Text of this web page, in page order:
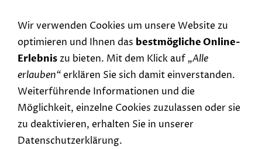
Wir verwenden Cookies um unsere Website zu
optimieren und Ihnen das bestmögliche Online-
Erlebniszu bieten. Mit dem Klick auf „Alle
erlauben“erklären Sie sich damit einverstanden.
Weiterführende Informationen und die
Möglichkeit, einzelne Cookies zuzulassen oder sie
zu deaktivieren, erhalten Sie in unserer
Datenschutzerklärung.